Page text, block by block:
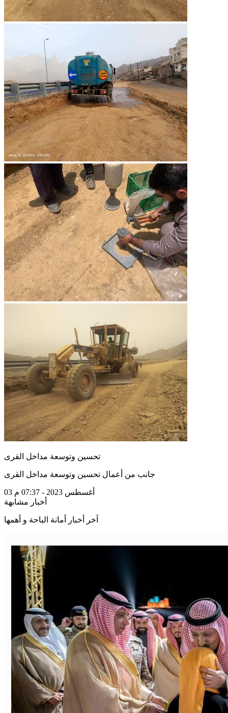
تحسين وتوسعة مداخل القرى
جانب من أعمال تحسين وتوسعة مداخل القرى
03 أغسطس 2023 - 07:37 م
أخبار مشابهة
آخر أخبار أمانة الباحة و أهمها